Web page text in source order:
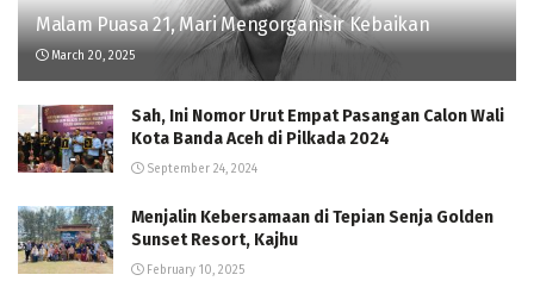
Malam Puasa 21, Mari Mengorganisir Kebaikan
March 20, 2025
Sah, Ini Nomor Urut Empat Pasangan Calon Wali
Kota Banda Aceh di Pilkada 2024
September 24, 2024
Menjalin Kebersamaan di Tepian Senja Golden
Sunset Resort, Kajhu
February 10, 2025